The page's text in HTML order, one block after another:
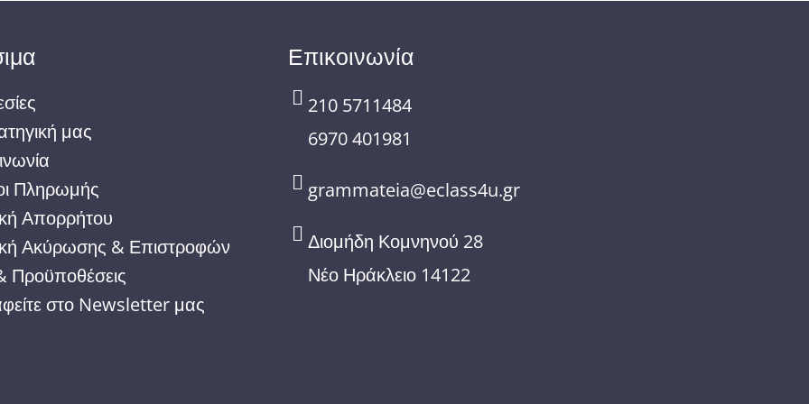
μας
Πληρωμής
Απορρήτου
Ακύρωσης & Επιστροφών
Προϋποθέσεις
στο Newsletter μας
Επικοινωνία
210 5711484
6970 401981
grammateia@eclass4u.gr
Διομήδη Κομνηνού 28
Νέο Ηράκλειο 14122